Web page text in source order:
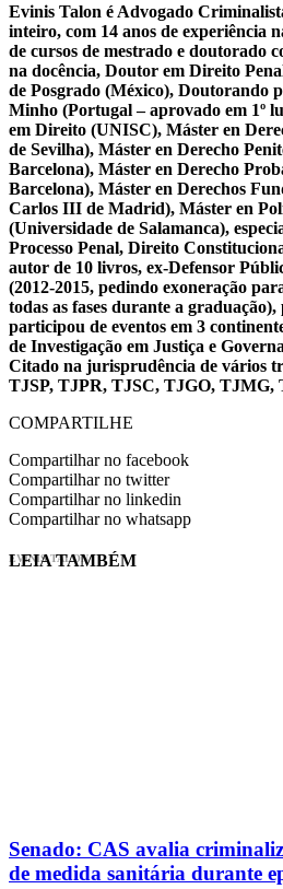
Evinis Talon é Advogado
inteiro, com 14 anos de experiência
de cursos de mestrado e doutorado
na docência, Doutor em Direito
de Posgrado (México), Doutorando
Minho (Portugal – aprovado em 1º
em Direito (UNISC), Máster en
de Sevilha), Máster en Derecho
Barcelona), Máster en Derecho
Barcelona), Máster en Derechos
Carlos III de Madrid), Máster en
(Universidade de Salamanca),
Processo Penal, Direito
autor de 10 livros, ex-Defensor
(2012-2015, pedindo exoneração
todas as fases durante a
participou de eventos em 3
de Investigação em Justiça e
Citado na jurisprudência de vários
TJSP, TJPR, TJSC, TJGO, TJMG,
COMPARTILHE
Compartilhar no facebook
Compartilhar no twitter
Compartilhar no linkedin
Compartilhar no whatsapp
EVINIS TALON
LEIA TAMBÉM
Senado: CAS avalia
de medida sanitária durante